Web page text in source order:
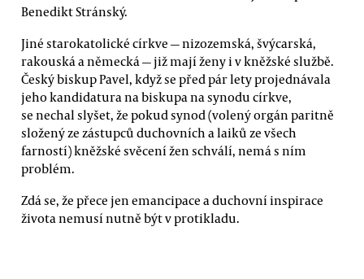
Benedikt Stránský.
Jiné starokatolické církve — nizozemská, švýcarská,
rakouská a německá — již mají ženy i v kněžské službě.
Český biskup Pavel, když se před pár lety projednávala
jeho kandidatura na biskupa na synodu církve,
se nechal slyšet, že pokud synod (volený orgán paritně
složený ze zástupců duchovních a laiků ze všech
farností) kněžské svěcení žen schválí, nemá s ním
problém.
Zdá se, že přece jen emancipace a duchovní inspirace
života nemusí nutně být v protikladu.